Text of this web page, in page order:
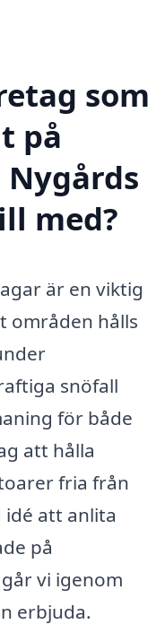
som
på
med?
är en viktig
områden hålls
snöfall
för både
att hålla
fria från
att anlita
på
vi igenom
erbjuda.